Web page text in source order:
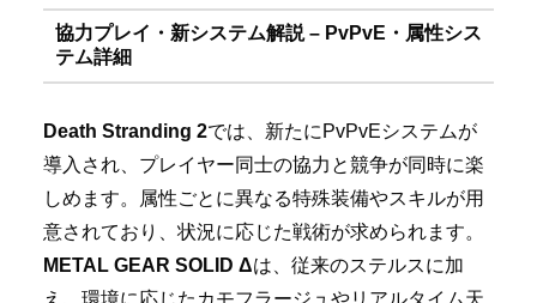
協力プレイ・新システム解説 – PvPvE・属性シス
テム詳細
Death Stranding 2では、新たにPvPvEシステムが
導入され、プレイヤー同士の協力と競争が同時に楽
しめます。属性ごとに異なる特殊装備やスキルが用
意されており、状況に応じた戦術が求められます。
METAL GEAR SOLID Δは、従来のステルスに加
え、環境に応じたカモフラージュやリアルタイム天